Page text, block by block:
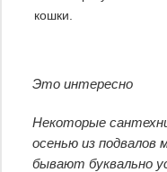
кошки.
Это интересно
Некоторые
осенью из подвалов
бывают буквально